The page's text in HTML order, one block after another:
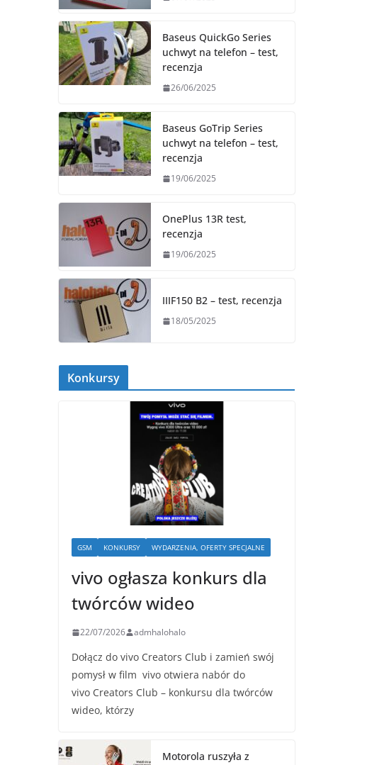
Baseus QuickGo Series
uchwyt na telefon – test,
recenzja
26/06/2025
Baseus GoTrip Series
uchwyt na telefon – test,
recenzja
19/06/2025
OnePlus 13R test,
recenzja
19/06/2025
IIIF150 B2 – test, recenzja
18/05/2025
Konkursy
GSM KONKURSY WYDARZENIA, OFERTY SPECJALNE
vivo ogłasza konkurs dla
twórców wideo
22/07/2026 admhalohalo
Dołącz do vivo Creators Club i zamień swój
pomysł w film vivo otwiera nabór do
vivo Creators Club – konkursu dla twórców
wideo, którzy
Motorola ruszyła z